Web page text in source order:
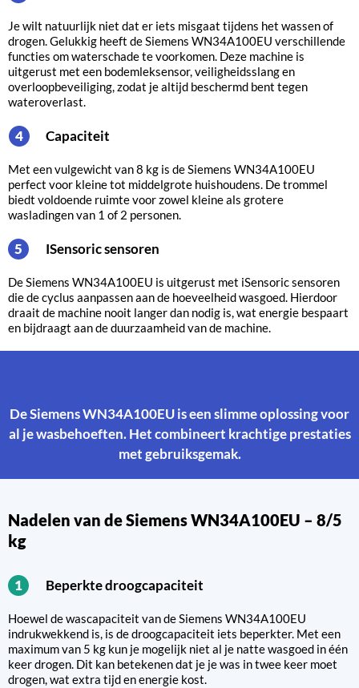
Je wilt natuurlijk niet dat er iets misgaat tijdens het wassen of
drogen. Gelukkig heeft de Siemens WN34A100EU verschillende
functies om waterschade te voorkomen. Deze machine is
uitgerust met een bodemleksensor, veiligheidsslang en
overloopbeveiliging, zodat je altijd beschermd bent tegen
wateroverlast.
4 Capaciteit
Met een vulgewicht van 8 kg is de Siemens WN34A100EU
perfect voor kleine tot middelgrote huishoudens. De trommel
biedt voldoende ruimte voor zowel kleine als grotere
wasladingen van 1 of 2 personen.
5 iSensoric sensoren
De Siemens WN34A100EU is uitgerust met iSensoric sensoren
die de cyclus aanpassen aan de hoeveelheid wasgoed. Hierdoor
draait de machine nooit langer dan nodig is, wat energie bespaart
en bijdraagt aan de duurzaamheid van de machine.
De Siemens WN34A100EU is een slimme oplossing voor
al je wasbehoeften. Het combineert krachtige prestaties
met gebruiksgemak.
Nadelen van de Siemens WN34A100EU – 8/5
kg
1 Beperkte droogcapaciteit
Hoewel de wascapaciteit van de Siemens WN34A100EU
indrukwekkend is, is de droogcapaciteit iets beperkter. Met een
maximum van 5 kg kun je mogelijk niet al je natte wasgoed in één
keer drogen. Dit kan betekenen dat je je was in twee keer moet
drogen, wat extra tijd en energie kost.